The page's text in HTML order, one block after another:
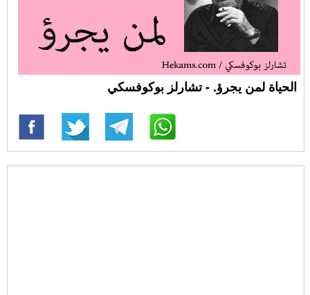
الحياة لمن يجرؤ. - تشارلز بوكوفسكي